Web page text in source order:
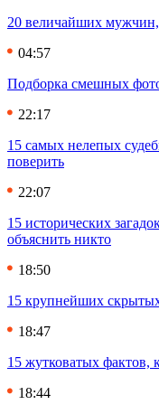
20 величайших
04:57
Подборка смешных
22:17
15 самых нелепых
поверить
22:07
15 исторических
объяснить никто
18:50
15 крупнейших
18:47
15 жутковатых фактов,
18:44